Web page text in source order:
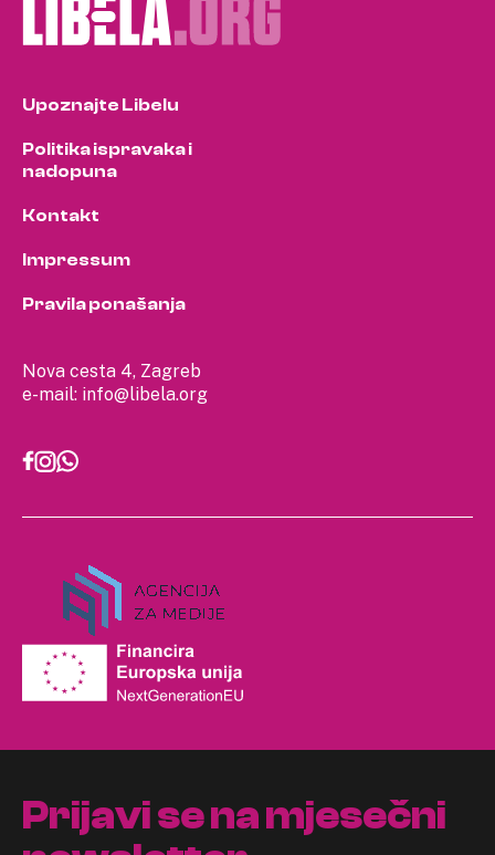
Nova cesta 4, Zagreb
e-mail: info@libela.org
Upoznajte Libelu
Politika ispravaka i
nadopuna
Kontakt
Impressum
Pravila ponašanja
Prijavi se na mjesečni